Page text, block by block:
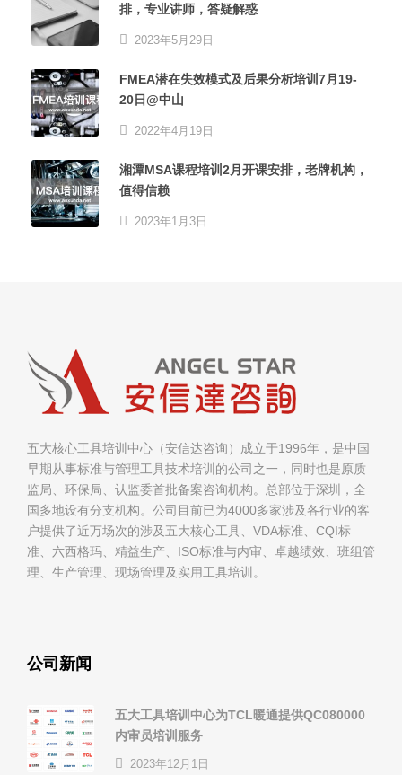
排，专业讲师，答疑解惑
2023年5月29日
FMEA潜在失效模式及后果分析培训7月19-
20日@中山
2022年4月19日
湘潭MSA课程培训2月开课安排，老牌机构，
值得信赖
2023年1月3日
五大核心工具培训中心（安信达咨询）成立于1996年，是中国
早期从事标准与管理工具技术培训的公司之一，同时也是原质
监局、环保局、认监委首批备案咨询机构。总部位于深圳，全
国多地设有分支机构。公司目前已为4000多家涉及各行业的客
户提供了近万场次的涉及五大核心工具、VDA标准、CQI标
准、六西格玛、精益生产、ISO标准与内审、卓越绩效、班组管
理、生产管理、现场管理及实用工具培训。
公司新闻
五大工具培训中心为TCL暖通提供QC080000
内审员培训服务
2023年12月1日